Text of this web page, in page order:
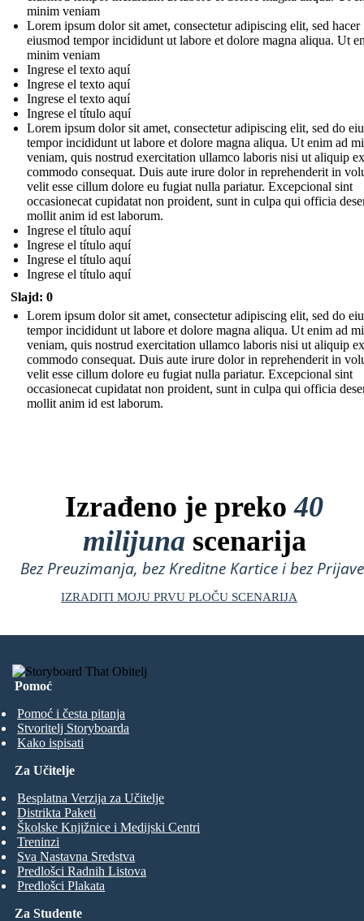
minim veniam
Lorem ipsum dolor sit amet, consectetur adipiscing elit, sed hacer
eiusmod tempor incididunt ut labore et dolore magna aliqua. Ut
minim veniam
Ingrese el texto aquí
Ingrese el texto aquí
Ingrese el texto aquí
Ingrese el título aquí
Lorem ipsum dolor sit amet, consectetur adipiscing elit, sed do
tempor incididunt ut labore et dolore magna aliqua. Ut enim ad
veniam, quis nostrud exercitation ullamco laboris nisi ut aliquip
commodo consequat. Duis aute irure dolor in reprehenderit in
velit esse cillum dolore eu fugiat nulla pariatur. Excepcional sint
occasionecat cupidatat non proident, sunt in culpa qui officia
mollit anim id est laborum.
Ingrese el título aquí
Ingrese el título aquí
Ingrese el título aquí
Ingrese el título aquí
Slajd: 0
Lorem ipsum dolor sit amet, consectetur adipiscing elit, sed do
tempor incididunt ut labore et dolore magna aliqua. Ut enim ad
veniam, quis nostrud exercitation ullamco laboris nisi ut aliquip
commodo consequat. Duis aute irure dolor in reprehenderit in
velit esse cillum dolore eu fugiat nulla pariatur. Excepcional sint
occasionecat cupidatat non proident, sunt in culpa qui officia
mollit anim id est laborum.
Izrađeno je preko40
milijuna scenarija
Bez Preuzimanja, bez Kreditne Kartice i bez
IZRADITI MOJU PRVU PLOČU SCENARIJA
Pomoć
Pomoć i česta pitanja
Stvoritelj Storyboarda
Kako ispisati
Za Studente
Za Učitelje
Besplatna Verzija za Učitelje
Distrikta Paketi
Školske Knjižnice i Medijski Centri
Treninzi
Sva Nastavna Sredstva
Predlošci Radnih Listova
Predlošci Plakata